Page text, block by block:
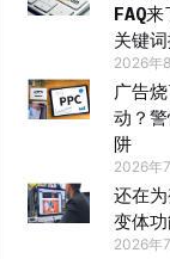
FAQ
关键
2026年
广告
动？
阱
2026年
还在
变体
2026年